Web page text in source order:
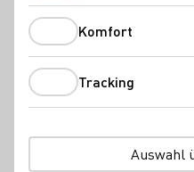
Hong Kong International
Komfort
Tracking
Auswahl